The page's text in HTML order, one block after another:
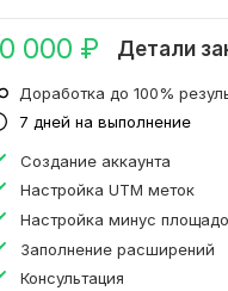
000 ₽ Детали
7 дней на выполнение
Доработка до 100%
Создание аккаунта
Настройка UTM меток
Настройка минус
Заполнение расширений
Консультация